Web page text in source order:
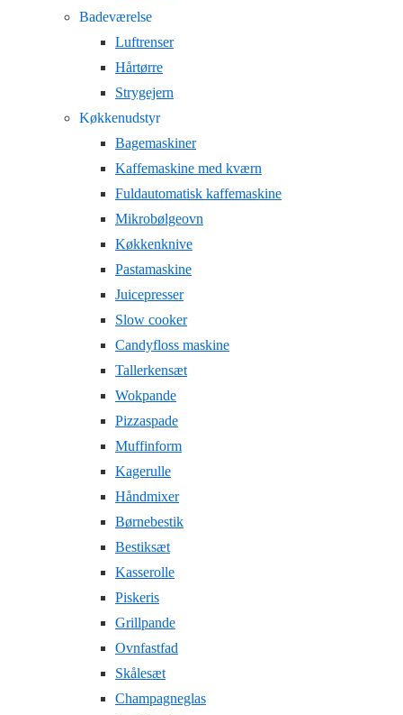
Badeværelse
Luftrenser
Hårtørre
Strygejern
Køkkenudstyr
Bagemaskiner
Kaffemaskine med kværn
Fuldautomatisk kaffemaskine
Mikrobølgeovn
Køkkenknive
Pastamaskine
Juicepresser
Slow cooker
Candyfloss maskine
Tallerkensæt
Wokpande
Pizzaspade
Muffinform
Kagerulle
Håndmixer
Børnebestik
Bestiksæt
Kasserolle
Piskeris
Grillpande
Ovnfastfad
Skålesæt
Champagneglas